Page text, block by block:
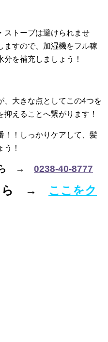
ストーブは避けられませ
ますので、加湿機をフル稼
を補充しましょう！
、大きな点としてこの4つを
えることへ繋がります！
！！しっかりケアして、髪
！
ら → 0238-40-8777
ら → ここをク